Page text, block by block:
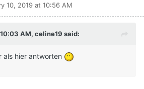
10, 2019 at 10:56 AM
AM, celine19 said:
als hier antworten